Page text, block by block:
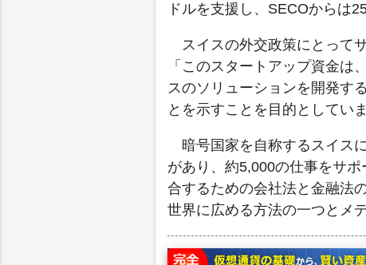
ドルを支援し、SECOからは
スイスの外交政策にとって
「このスタートアップ資金は
スのソリューションを開発す
とを示すことを目的としてい
暗号国家を自称するスイス
があり、約5,000の仕事をサ
合するための会社法と金融法
世界に広める方法の一つとメ